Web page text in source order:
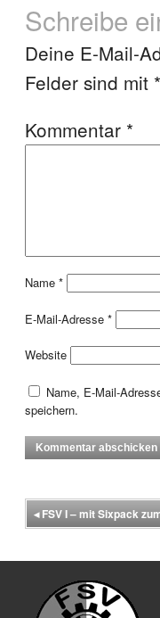
Schreibe
Deine E-Mail-
Felder sind mit *
Kommentar *
Name *
E-Mail-Adresse *
Website
Name, E-Mail-
speichern.
◂FSV I – mit Sixpack